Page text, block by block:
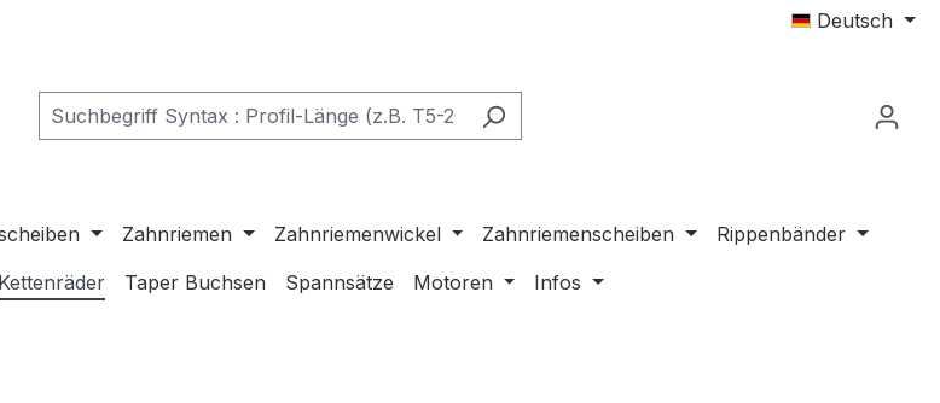
Deutsch
Zahnriemen Zahnriemenwickel Zahnriemenscheiben
Rippenbänder
Kettenräder Taper Buchsen Spannsätze Motoren Infos